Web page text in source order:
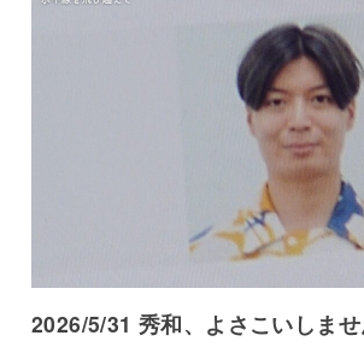
2026/5/31 秀和、よさこいしませ